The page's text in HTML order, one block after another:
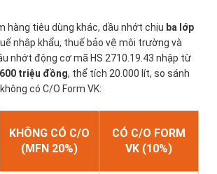
hàng tiêu dùng khác, dầu nhớt chịu ba lớp
nhập khẩu, thuế bảo vệ môi trường và
nhớt động cơ mã HS 2710.19.43 nhập từ
600 triệu đồng, thể tích 20.000 lít, so sánh
có C/O Form VK:
KHÔNG CÓ C/O
(MFN 20%)
CÓ C/O FORM
VK (10%)